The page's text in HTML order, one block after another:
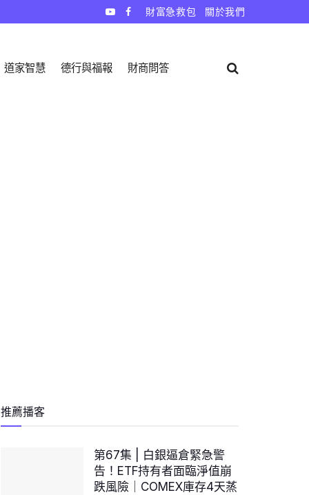
財富急救包 關於我們
道家智慧 德行與福報 財商問答
推薦播客
第67集 | 白銀逼倉緊急警
告！ETF持有者面臨淨值崩
跌風險｜COMEX庫存4天蒸